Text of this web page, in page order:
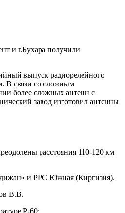
и г.Бухара получили
выпуск радиорелейного
В связи со сложным
более сложных антенн с
завод изготовил антенны
расстояния 110-120 км
и РРС Южная (Киргизия).
В.В.
Р-60: